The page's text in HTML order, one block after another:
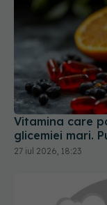
Vitamina care
glicemiei mari.
27 iul 2026, 18:23